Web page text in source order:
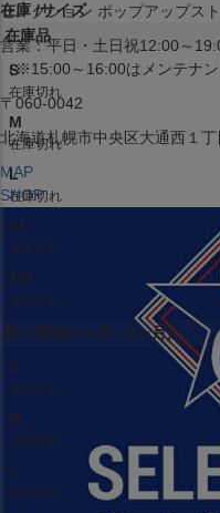
セレクション ポップアップス
営業：平日・土日祝12:00～
（※15:00～16:00はメンテナ
〒060-0042
北海道札幌市中央区大通西１丁
MAP
SHOP
在庫 サイズ
在庫品
S
在庫切れ
M
在庫切れ
L
在庫切れ
XL
在庫切れ
2XL
在庫切れ
取り寄せ(1ヶ月～2ヶ月)
S
在庫切れ
M
在庫切れ
L
在庫切れ